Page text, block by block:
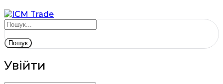
Пошук
Увійти